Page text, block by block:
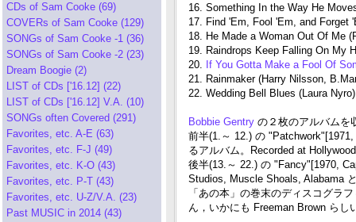
CDs of Sam Cooke (69)
COVERs of Sam Cooke (129)
SONGs of Sam Cooke -1 (36)
SONGs of Sam Cooke -2 (23)
Dream Boogie (2)
LIST of CDs ['16.12] (22)
LIST of CDs ['16.12] V.A. (10)
SONGs often Covered (291)
Favorites, etc. A-E (63)
Favorites, etc. F-J (49)
Favorites, etc. K-O (43)
Favorites, etc. P-T (43)
Favorites, etc. U-Z/V.A. (23)
Past MUSIC in 2014 (43)
16. Something In the Way He
17. Find 'Em, Fool 'Em, and Forget
18. He Made a Woman Out Of Me
19. Raindrops Keep Falling On My
20. If You Gotta Make a Fool Of
21. Rainmaker (Harry Nilsson,
22. Wedding Bell Blues (Laura Nyro)
Bobbie Gentry の２枚のアルバムを
前半(1.～ 12.) の
るアルバム。Recorded at
後半(13.～ 22.) の "Fancy"[1970,
Studios, Muscle Shoals, Alabama
「あの本」の巻末のディスコグラ
ん，いかにも Freeman Brown らし